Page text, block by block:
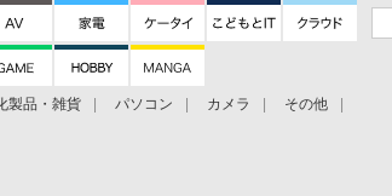
製品・雑貨 パソコン カメラ
その他